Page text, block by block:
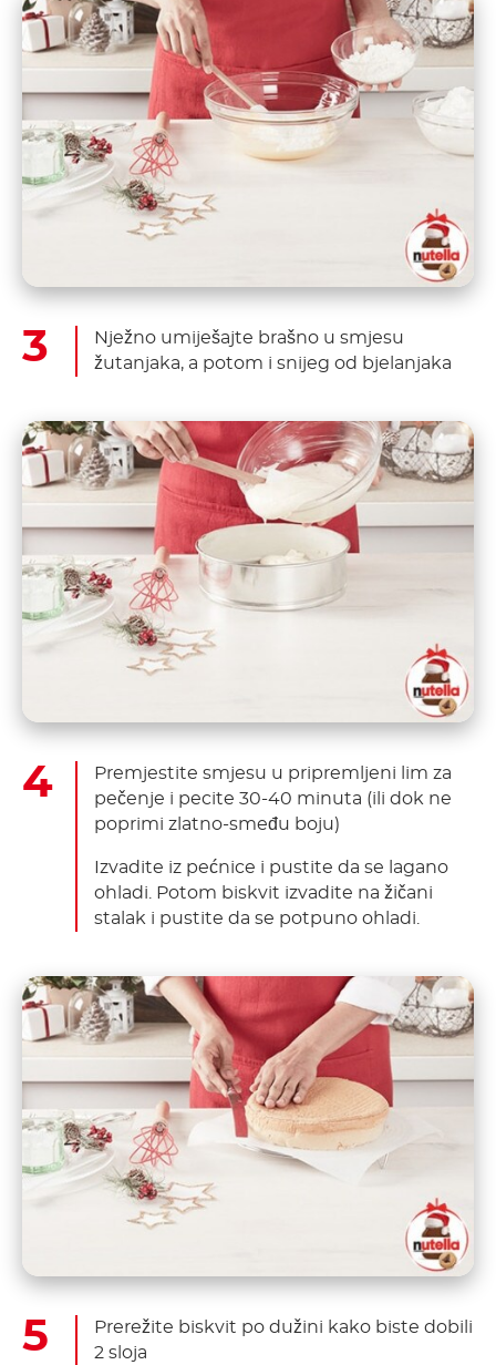
Nježno umiješajte brašno u smjesu
žutanjaka, a potom i snijeg od bjelanjaka
Premjestite smjesu u pripremljeni lim za
pečenje i pecite 30-40 minuta (ili dok ne
poprimi zlatno-smeđu boju)
Izvadite iz pećnice i pustite da se lagano
ohladi. Potom biskvit izvadite na žičani
stalak i pustite da se potpuno ohladi.
Prerežite biskvit po dužini kako biste dobili
2 sloja